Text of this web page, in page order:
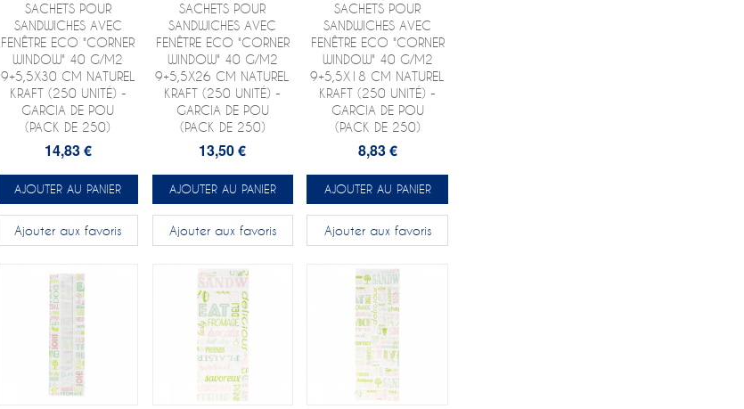
SACHETS POUR
SANDWICHES AVEC
FENÊTRE ECO "CORNER
WINDOW" 40 G/M2
9+5,5X30 CM NATUREL
KRAFT (250 UNITÉ) -
GARCIA DE POU
(PACK DE 250)
14,83 €
AJOUTER AU PANIER
Ajouter aux favoris
SACHETS POUR
SANDWICHES AVEC
FENÊTRE ECO "CORNER
WINDOW" 40 G/M2
9+5,5X26 CM NATUREL
KRAFT (250 UNITÉ) -
GARCIA DE POU
(PACK DE 250)
13,50 €
AJOUTER AU PANIER
Ajouter aux favoris
SACHETS POUR
SANDWICHES AVEC
FENÊTRE ECO "CORNER
WINDOW" 40 G/M2
9+5,5X18 CM NATUREL
KRAFT (250 UNITÉ) -
GARCIA DE POU
(PACK DE 250)
8,83 €
AJOUTER AU PANIER
Ajouter aux favoris